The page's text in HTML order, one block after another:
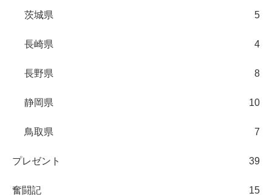
茨城県 5
長崎県 4
長野県 8
静岡県 10
鳥取県 7
プレゼント 39
奮闘記 15